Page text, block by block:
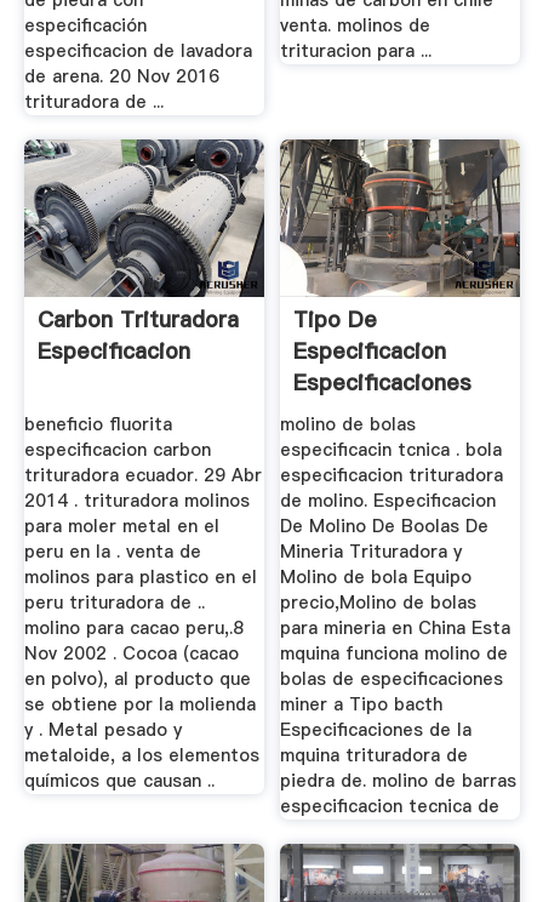
especificación
especificacion de lavadora
de arena. 20 Nov 2016
trituradora de ...
venta. molinos de
trituracion para ...
Carbon Trituradora
Especificacion
beneficio fluorita
especificacion carbon
trituradora ecuador. 29 Abr
2014 . trituradora molinos
para moler metal en el
peru en la . venta de
molinos para plastico en el
peru trituradora de ..
molino para cacao peru,.8
Nov 2002 . Cocoa (cacao
en polvo), al producto que
se obtiene por la molienda
y . Metal pesado y
metaloide, a los elementos
químicos que causan ..
Tipo De
Especificacion
Especificaciones
Trituradora
molino de bolas
especificacin tcnica . bola
especificacion trituradora
de molino. Especificacion
De Molino De Boolas De
Mineria Trituradora y
Molino de bola Equipo
precio,Molino de bolas
para mineria en China Esta
mquina funciona molino de
bolas de especificaciones
miner a Tipo bacth
Especificaciones de la
mquina trituradora de
piedra de. molino de barras
especificacion tecnica de